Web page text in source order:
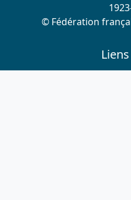
© Fédération
Cotation